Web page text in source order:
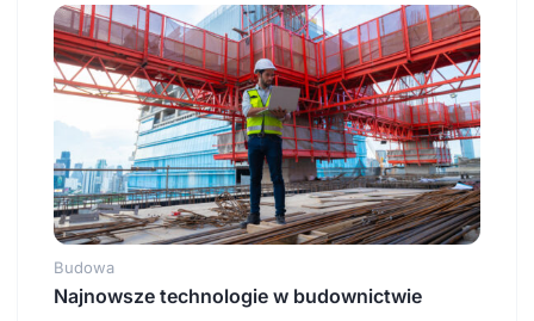
Budowa
Najnowsze technologie w budownictwie